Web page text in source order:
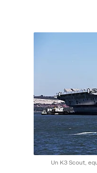
Un K3 Scout,